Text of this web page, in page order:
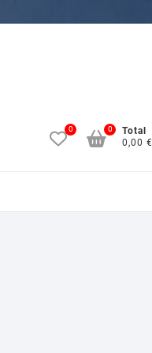
0
Total
0,00 €
0